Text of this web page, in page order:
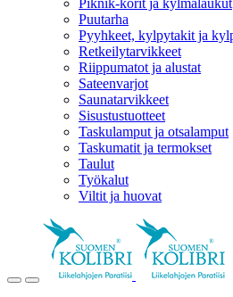
Piknik-korit ja kylmälaukut
Puutarha
Pyyhkeet, kylpytakit ja
Retkeilytarvikkeet
Riippumatot ja alustat
Sateenvarjot
Saunatarvikkeet
Sisustustuotteet
Taskulamput ja otsalamput
Taskumatit ja termokset
Taulut
Työkalut
Viltit ja huovat